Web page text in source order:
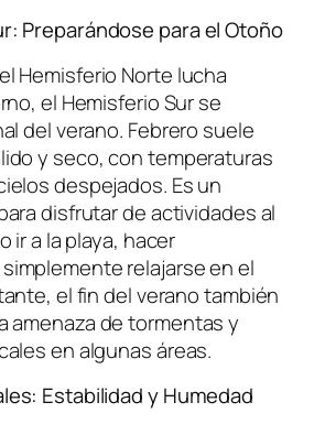
Preparándose para el Otoño
Hemisferio Norte lucha
el Hemisferio Sur se
del verano. Febrero suele
y seco, con temperaturas
despejados. Es un
disfrutar de actividades al
ir a la playa, hacer
relajarse en el
el fin del verano también
amenaza de tormentas y
en algunas áreas.
Estabilidad y Humedad